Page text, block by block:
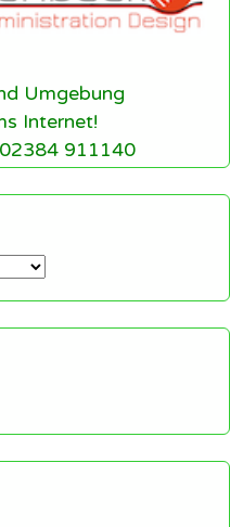
Umgebung
Internet!
02384 911140